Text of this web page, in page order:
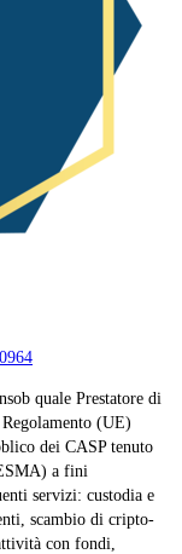
quale Prestatore di
(UE)
dei CASP tenuto
a fini
servizi: custodia e
scambio di cripto-
con fondi,